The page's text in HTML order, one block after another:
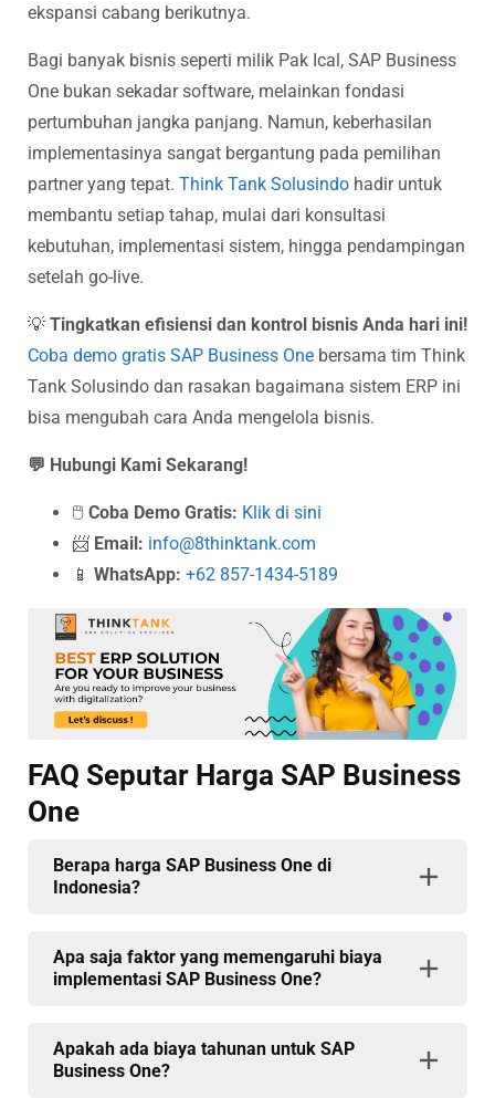
ekspansi cabang berikutnya.
Bagi banyak bisnis seperti milik Pak Ical, SAP Business
One bukan sekadar software, melainkan fondasi
pertumbuhan jangka panjang. Namun, keberhasilan
implementasinya sangat bergantung pada pemilihan
partner yang tepat. Think Tank Solusindo hadir untuk
membantu setiap tahap, mulai dari konsultasi
kebutuhan, implementasi sistem, hingga pendampingan
setelah go-live.
💡 Tingkatkan efisiensi dan kontrol bisnis Anda hari ini!
Coba demo gratis SAP Business One bersama tim Think
Tank Solusindo dan rasakan bagaimana sistem ERP ini
bisa mengubah cara Anda mengelola bisnis.
💬 Hubungi Kami Sekarang!
🖱️ Coba Demo Gratis: Klik di sini
📨 Email: info@8thinktank.com
📱 WhatsApp: +62 857-1434-5189
FAQ Seputar Harga SAP Business
One
Berapa harga SAP Business One di
Indonesia?
Apa saja faktor yang memengaruhi biaya
implementasi SAP Business One?
Apakah ada biaya tahunan untuk SAP
Business One?